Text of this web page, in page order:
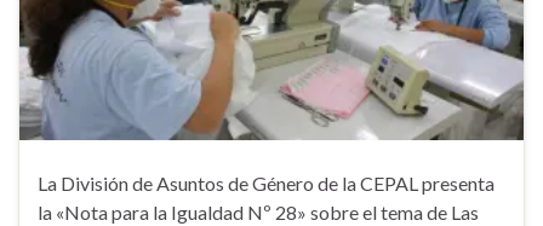
La División de Asuntos de Género de la CEPAL presenta
la «Nota para la Igualdad Nº 28» sobre el tema de Las